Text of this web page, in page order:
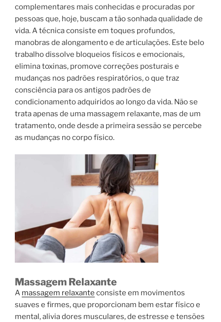
complementares mais conhecidas e procuradas por
pessoas que, hoje, buscam a tão sonhada qualidade de
vida. A técnica consiste em toques profundos,
manobras de alongamento e de articulações. Este belo
trabalho dissolve bloqueios físicos e emocionais,
elimina toxinas, promove correções posturais e
mudanças nos padrões respiratórios, o que traz
consciência para os antigos padrões de
condicionamento adquiridos ao longo da vida. Não se
trata apenas de uma massagem relaxante, mas de um
tratamento, onde desde a primeira sessão se percebe
as mudanças no corpo físico.
Massagem Relaxante
A massagem relaxante consiste em movimentos
suaves e firmes, que proporcionam bem estar físico e
mental, alivia dores musculares, de estresse e tensões